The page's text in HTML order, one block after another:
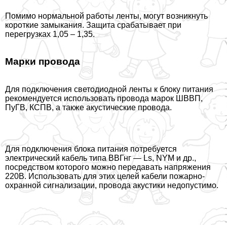
Помимо нормальной работы ленты, могут возникнуть
короткие замыкания. Защита сpaбатывает при
перегрузках 1,05 – 1,35.
Марки провода
Для подключения светодиодной ленты к блоку питания
рекомендуется использовать провода марок ШВВП,
ПуГВ, КСПВ, а также акустические провода.
Для подключения блока питания потребуется
электрический кабель типа ВВГнг — Ls, NYM и др.,
посредством которого можно передавать напряжения
220В. Использовать для этих целей кабели пожарно-
охранной сигнализации, провода акустики недопустимо.